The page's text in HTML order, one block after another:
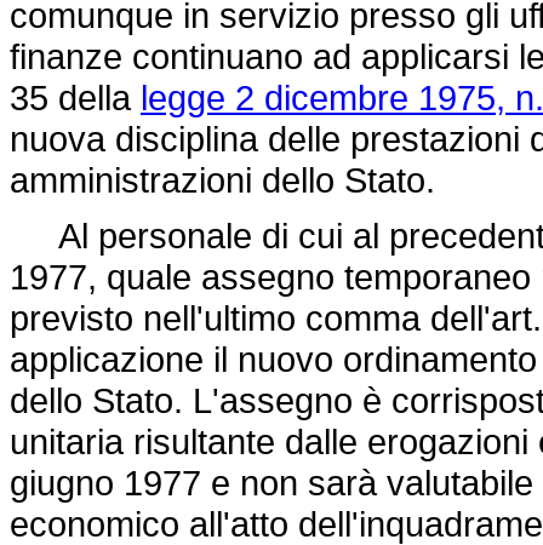
comunque in servizio presso gli
finanze continuano ad applicarsi
35 della legge 2 dicembre 1975,
nuova disciplina delle prestazioni
amministrazioni dello Stato.
Al personale di cui al
1977, quale assegno
previsto nell'ultimo comma
applicazione il nuovo
dello Stato. L'assegno è
unitaria risultante dalle
giugno 1977 e non sarà
economico all'atto